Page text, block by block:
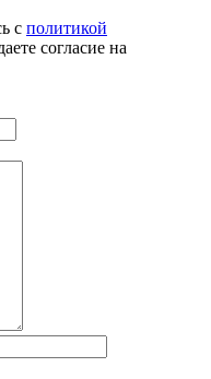
с политикой
согласие на